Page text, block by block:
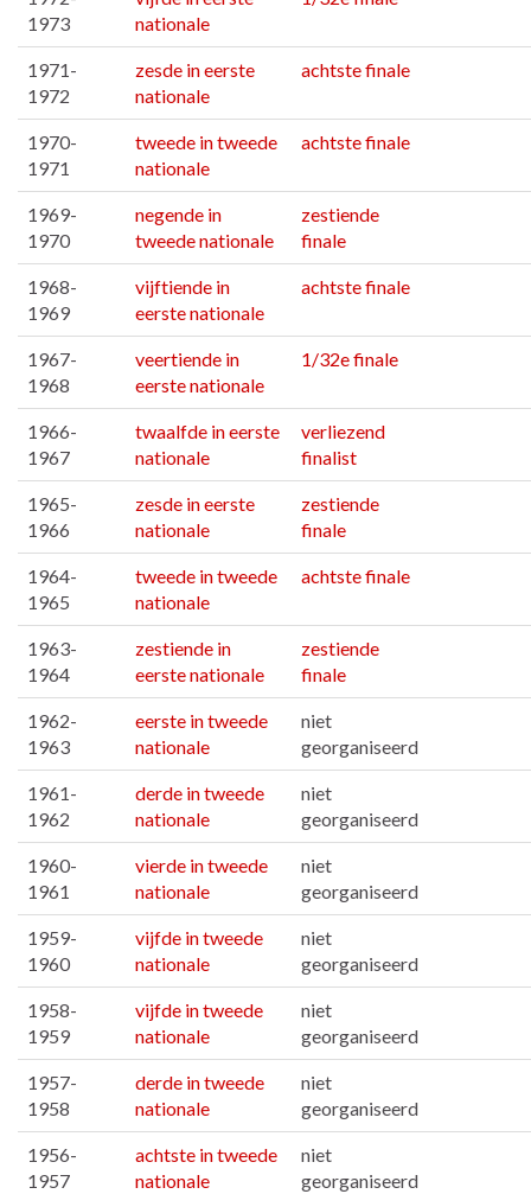
1973
nationale
1971-
1972
zesde in eerste
nationale
achtste finale
1970-
1971
tweede in tweede
nationale
achtste finale
1969-
1970
negende in
tweede nationale
zestiende
finale
1968-
1969
vijftiende in
eerste nationale
achtste finale
1967-
1968
veertiende in
eerste nationale
1/32e finale
1966-
1967
twaalfde in eerste
nationale
verliezend
finalist
1965-
1966
zesde in eerste
nationale
zestiende
finale
1964-
1965
tweede in tweede
nationale
achtste finale
1963-
1964
zestiende in
eerste nationale
zestiende
finale
1962-
1963
eerste in tweede
nationale
niet
georganiseerd
1961-
1962
derde in tweede
nationale
niet
georganiseerd
1960-
1961
vierde in tweede
nationale
niet
georganiseerd
1959-
1960
vijfde in tweede
nationale
niet
georganiseerd
1958-
1959
vijfde in tweede
nationale
niet
georganiseerd
1957-
1958
derde in tweede
nationale
niet
georganiseerd
1956-
1957
achtste in tweede
nationale
niet
georganiseerd